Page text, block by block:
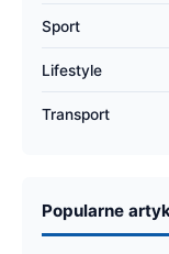
Sport
Lifestyle
Transport
Popularne